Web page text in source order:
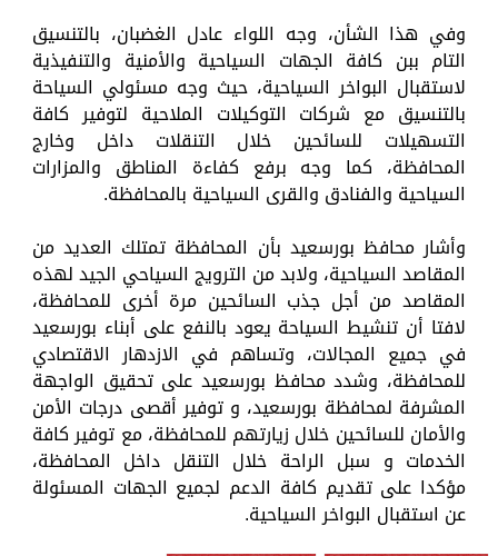
وفي هذا الشأن، وجه اللواء عادل الغضبان، بالتنسيق
التام ببن كافة الجهات السياحية والأمنية والتنفيذية
لاستقبال البواخر السياحية، حيث وجه مسئولي السياحة
بالتنسيق مع شركات التوكيلات الملاحية لتوفير كافة
التسهيلات للسائحين خلال التنقلات داخل وخارج
المحافظة، كما وجه برفع كفاءة المناطق والمزارات
السياحية والفنادق والقرى السياحية بالمحافظة.
وأشار محافظ بورسعيد بأن المحافظة تمتلك العديد من
المقاصد السياحية، ولابد من الترويج السياحي الجيد لهذه
المقاصد من أجل جذب السائحين مرة أخرى للمحافظة،
لافتا أن تنشيط السياحة يعود بالنفع على أبناء بورسعيد
في جميع المجالات، وتساهم في الازدهار الاقتصادي
للمحافظة، وشدد محافظ بورسعيد على تحقيق الواجهة
المشرفة لمحافظة بورسعيد، و توفير أقصى درجات الأمن
والأمان للسائحين خلال زيارتهم للمحافظة، مع توفير كافة
الخدمات و سبل الراحة خلال التنقل داخل المحافظة،
مؤكدا على تقديم كافة الدعم لجميع الجهات المسئولة
عن استقبال البواخر السياحية.